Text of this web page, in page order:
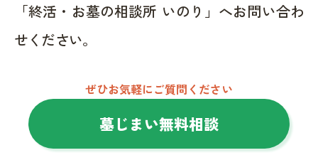
「終活・お墓の相談所 いのり」へお問い合わ
せください。
ぜひお気軽にご質問ください
墓じまい無料相談